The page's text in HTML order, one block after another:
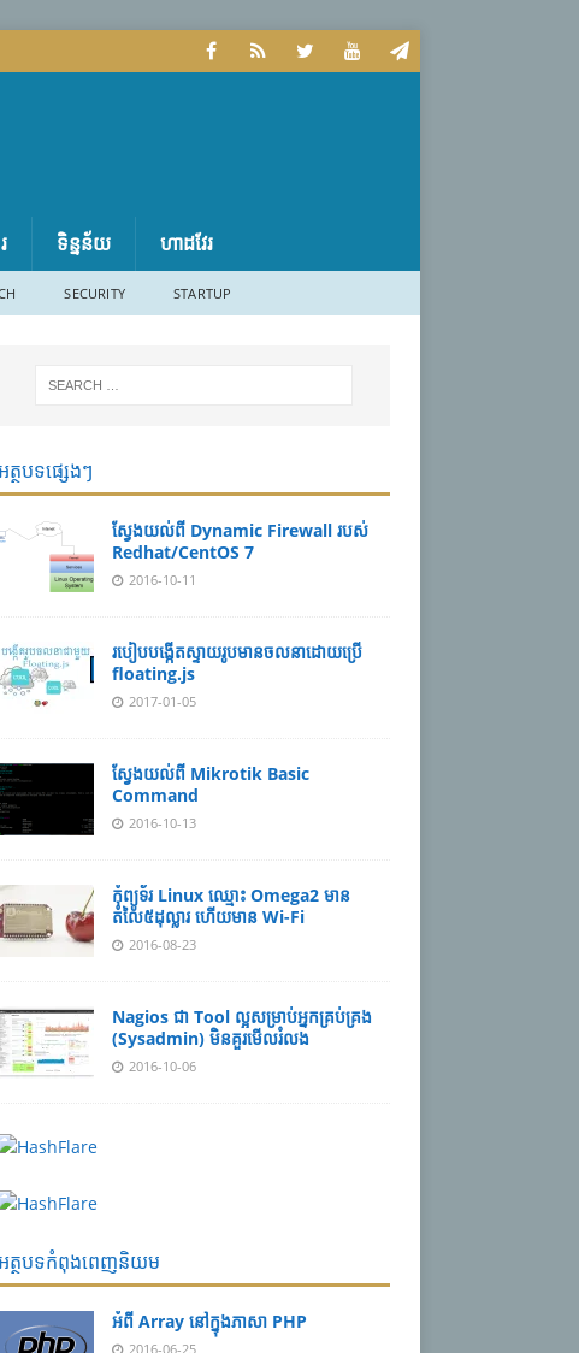
ទិន្នន័យ ហាដវែរ
SECURITY STARTUP
ត្ថបទផ្សេងៗ
ស្វែងយល់ពី Dynamic Firewall របស់
Redhat/CentOS 7
2016-10-11
របៀបបង្កើតស្ទាយរូបមានចលនាដោយប្រើ
floating.js
2017-01-05
ស្វែងយល់ពី Mikrotik Basic
Command
2016-10-13
កុំព្យូទ័រ Linux ឈ្មោះ Omega2 មាន
តំលៃ៥ដុល្លារ ហើយមាន​ Wi-Fi
2016-08-23
Nagios ជា Tool ល្អសម្រាប់អ្នកគ្រប់គ្រង
(Sysadmin) មិនគួរមើលរំលង
2016-10-06
ត្ថបទកំពុងពេញនិយម
អំពី Array នៅ​​ក្នុង​ភា​សា PHP
2016-06-25